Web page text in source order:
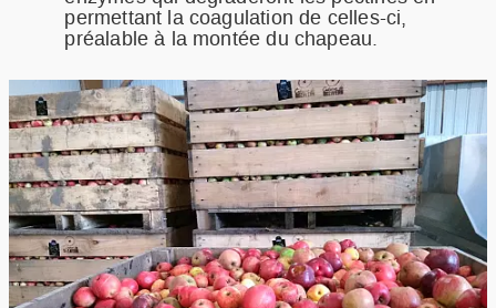
permettant la coagulation de celles-ci,
préalable à la montée du chapeau.